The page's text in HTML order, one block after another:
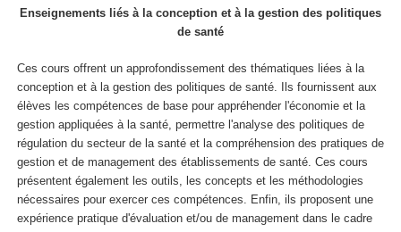
Enseignements liés à la conception et à la gestion des politiques
de santé
Ces cours offrent un approfondissement des thématiques liées à la
conception et à la gestion des politiques de santé. Ils fournissent aux
élèves les compétences de base pour appréhender l'économie et la
gestion appliquées à la santé, permettre l'analyse des politiques de
régulation du secteur de la santé et la compréhension des pratiques de
gestion et de management des établissements de santé. Ces cours
présentent également les outils, les concepts et les méthodologies
nécessaires pour exercer ces compétences. Enfin, ils proposent une
expérience pratique d'évaluation et/ou de management dans le cadre